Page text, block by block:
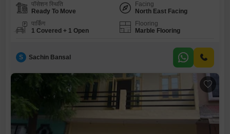
पॉसेशन स्थिति
Ready To Move
Facing
North East Facing
पार्किंग
1 Covered + 1 Open
Flooring
Marble Flooring
S Sachin Bansal